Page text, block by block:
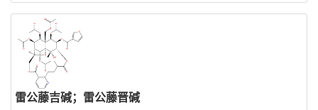
雷公藤吉碱；雷公藤晋碱